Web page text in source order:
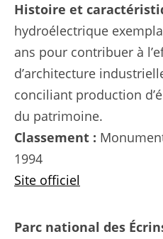
Histoire et
hydroélectrique
ans pour contribuer à
d’architecture
conciliant production
du patrimoine.
Classement :
1994
Site officiel
Parc national des